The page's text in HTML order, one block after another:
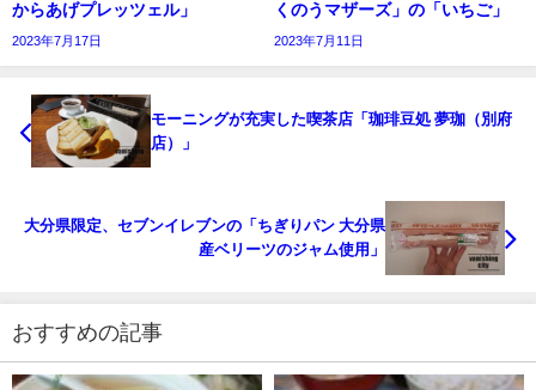
からあげプレッツェル」
2023年7月17日
くのうマザーズ」の「いちご」
2023年7月11日
モーニングが充実した喫茶店「珈琲豆処 夢珈（別府
店）」
大分県限定、セブンイレブンの「ちぎりパン 大分県
産ベリーツのジャム使用」
おすすめの記事